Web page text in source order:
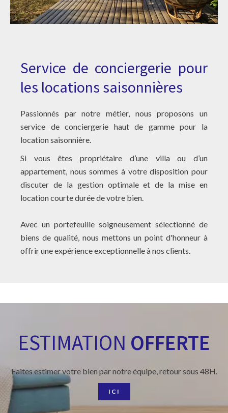
Service de conciergerie pour
les locations saisonnières
Passionnés par notre métier, nous proposons un
service de conciergerie haut de gamme pour la
location saisonnière.
Si vous êtes propriétaire d’une villa ou d’un
appartement, nous sommes à votre disposition pour
discuter de la gestion optimale et de la mise en
location courte durée de votre bien.
Avec un portefeuille soigneusement sélectionné de
biens de qualité, nous mettons un point d'honneur à
offrir une expérience exceptionnelle à nos clients.
ESTIMATION OFFERTE
Faites estimer votre bien par notre équipe, retour sous 48H.
ICI